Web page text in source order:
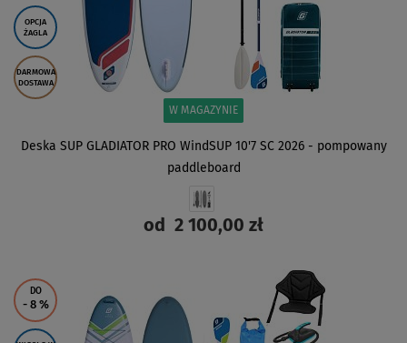
OPCJA
ŻAGLA
DARMOWA
DOSTAWA
W MAGAZYNIE
Deska SUP GLADIATOR PRO WindSUP 10'7 SC 2026 - pompowany
paddleboard
od 2 100,00 zł
DO
- 8 %